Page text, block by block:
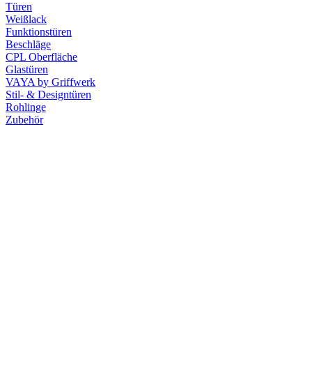
Türen
Weißlack
Funktionstüren
Beschläge
CPL Oberfläche
Glastüren
VAYA by Griffwerk
Stil- & Designtüren
Rohlinge
Zubehör